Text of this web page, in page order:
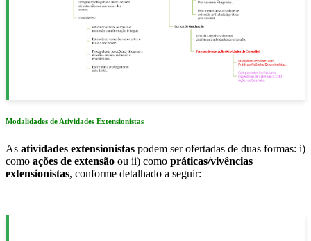
Modalidades de Atividades Extensionistas
As atividades extensionistas podem ser ofertadas de duas formas: i)
como ações de extensão ou ii) como práticas/vivências
extensionistas, conforme detalhado a seguir: